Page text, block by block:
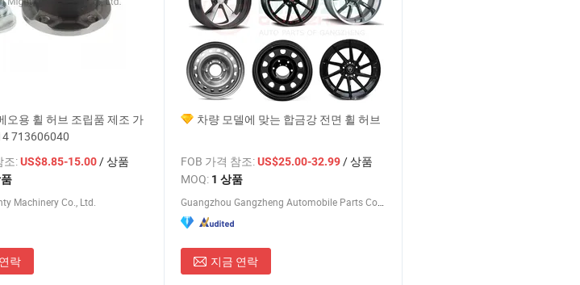
오용 휠 허브 조립품 제조 가
713606040
조:US$8.85-15.00/ 상품
Machinery Co., Ltd.
락
차량 모델에 맞는 합금강 전면 휠 허브
FOB 가격 참조:US$25.00-32.99/ 상품
MOQ: 1 상품
Guangzhou Gangzheng Automobile Parts Co.,Ltd.
지금 연락